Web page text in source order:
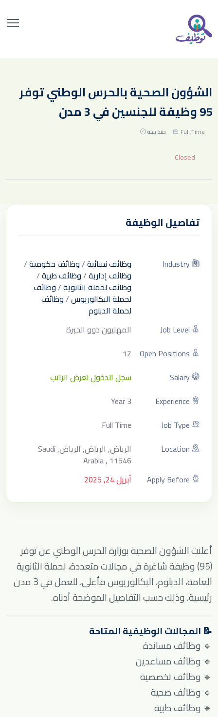
الشؤون الصحية بالحرس الوطني توفر
95 وظيفة للجنسين في 3 مدن
Full Time منذ سنة
Closed
تفاصيل الوظيفة
Industry وظائف نسائية/وظائف حكومية/
وظائف إدارية/وظائف طبية/
وظائف لحملة الثانوية/وظائف
لحملة البكالوريوس/وظائف
لحملة الدبلوم
Job Level
المهنيون ذوو الخبرة
Open Positions
12
Salary
سجل الدخول لعرض الراتب
Experience
3 Year
Job Type
Full Time
Location
الرياض, الرياض, الرياض, Saudi
Arabia , 11546
Apply Before
أبريل 24, 2025
أعلنت الشؤون الصحية بوزارة الحرس الوطني عن توفر
(95) وظيفة شاغرة في مجالات متعددة، لحملة الثانوية
العامة، الدبلوم، البكالوريوس فأعلى، للعمل في 3 مدن
رئيسية، وذلك حسب التفاصيل الموضحة أدناه.
📝 المجالات الوظيفية المتاحة
🔹 وظائف مساندة
🔹 وظائف مساعدين
🔹 وظائف تخصصية
🔹 وظائف صحية
🔹 وظائف طبية